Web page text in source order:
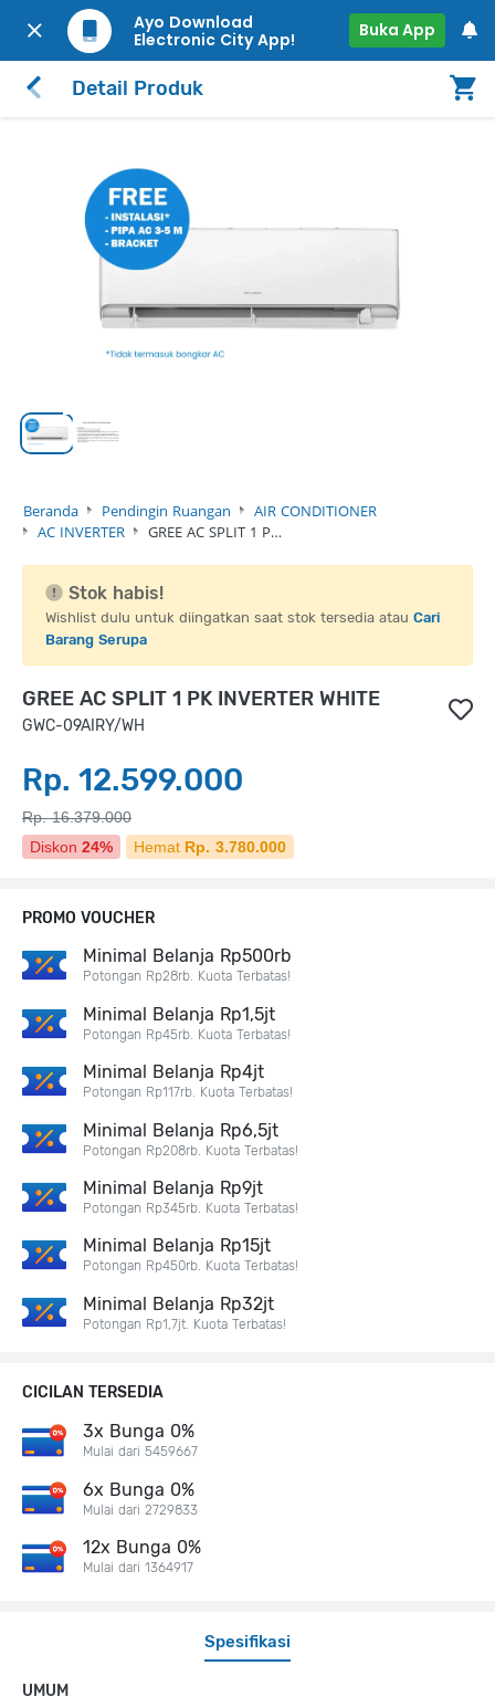
Ayo Download
Electronic City App!
Buka App
Detail Produk
Beranda Pendingin Ruangan
AIR CONDITIONER
AC INVERTER
GREE AC SPLIT 1 P…
Stok habis!
Wishlist dulu untuk diingatkan saat stok tersedia atau Cari
Barang Serupa
GREE AC SPLIT 1 PK INVERTER WHITE
GWC-09AIRY/WH
Rp. 12.599.000
Rp. 16.379.000
Diskon 24% Hemat Rp. 3.780.000
Spesifikasi
UMUM
PROMO VOUCHER
Minimal Belanja Rp500rb
Potongan Rp28rb. Kuota Terbatas!
Minimal Belanja Rp1,5jt
Potongan Rp45rb. Kuota Terbatas!
Minimal Belanja Rp4jt
Potongan Rp117rb. Kuota Terbatas!
Minimal Belanja Rp6,5jt
Potongan Rp208rb. Kuota Terbatas!
Minimal Belanja Rp9jt
Potongan Rp345rb. Kuota Terbatas!
Minimal Belanja Rp15jt
Potongan Rp450rb. Kuota Terbatas!
Minimal Belanja Rp32jt
Potongan Rp1,7jt. Kuota Terbatas!
CICILAN TERSEDIA
3x Bunga 0%
Mulai dari 5459667
6x Bunga 0%
Mulai dari 2729833
12x Bunga 0%
Mulai dari 1364917